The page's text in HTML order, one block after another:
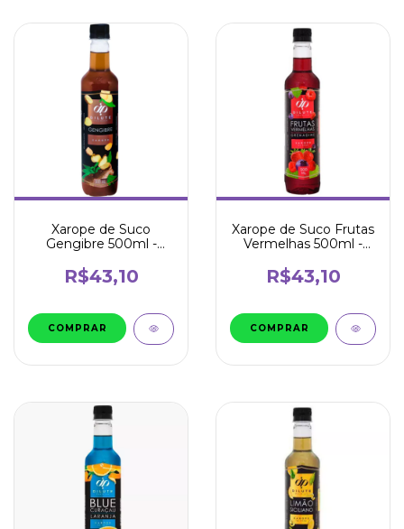
Xarope de Suco
Gengibre 500ml -
R$43,10
Xarope de Suco Frutas
Vermelhas 500ml -
R$43,10